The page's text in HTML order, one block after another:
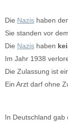
Die Nazis haben
Sie standen vor
Die Nazis haben
Im Jahr 1938
Die Zulassung ist
Ein Arzt darf ohne
In Deutschland gab